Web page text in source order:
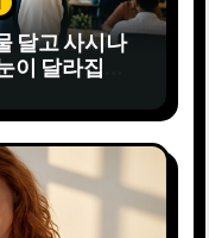
달고 사시나
달라집니